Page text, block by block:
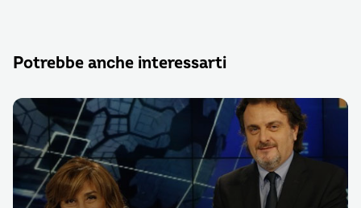
Potrebbe anche interessarti